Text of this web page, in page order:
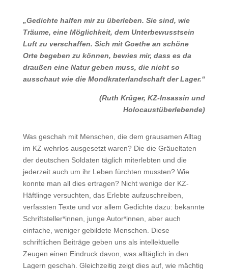
„Gedichte halfen mir zu überleben. Sie sind, wie
Träume, eine Möglichkeit, dem Unterbewusstsein
Luft zu verschaffen. Sich mit Goethe an schöne
Orte begeben zu können, bewies mir, dass es da
draußen eine Natur geben muss, die nicht so
ausschaut wie die Mondkraterlandschaft der Lager.“
(Ruth Krüger, KZ-Insassin und
Holocaustüberlebende)
Was geschah mit Menschen, die dem grausamen Alltag
im KZ wehrlos ausgesetzt waren? Die die Gräueltaten
der deutschen Soldaten täglich miterlebten und die
jederzeit auch um ihr Leben fürchten mussten? Wie
konnte man all dies ertragen? Nicht wenige der KZ-
Häftlinge versuchten, das Erlebte aufzuschreiben,
verfassten Texte und vor allem Gedichte dazu: bekannte
Schriftsteller*innen, junge Autor*innen, aber auch
einfache, weniger gebildete Menschen. Diese
schriftlichen Beiträge geben uns als intellektuelle
Zeugen einen Eindruck davon, was alltäglich in den
Lagern geschah. Gleichzeitig zeigt dies auf, wie mächtig